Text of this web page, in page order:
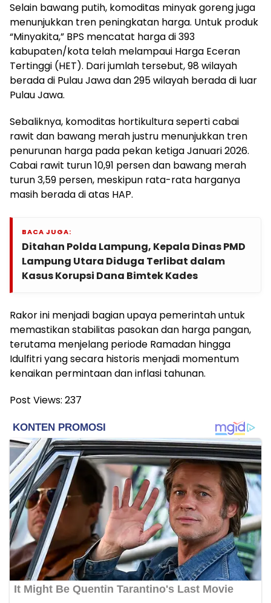
Selain bawang putih, komoditas minyak goreng juga
menunjukkan tren peningkatan harga. Untuk produk
“Minyakita,” BPS mencatat harga di 393
kabupaten/kota telah melampaui Harga Eceran
Tertinggi (HET). Dari jumlah tersebut, 98 wilayah
berada di Pulau Jawa dan 295 wilayah berada di luar
Pulau Jawa.
Sebaliknya, komoditas hortikultura seperti cabai
rawit dan bawang merah justru menunjukkan tren
penurunan harga pada pekan ketiga Januari 2026.
Cabai rawit turun 10,91 persen dan bawang merah
turun 3,59 persen, meskipun rata-rata harganya
masih berada di atas HAP.
BACA JUGA:
Ditahan Polda Lampung, Kepala Dinas PMD
Lampung Utara Diduga Terlibat dalam
Kasus Korupsi Dana Bimtek Kades
Rakor ini menjadi bagian upaya pemerintah untuk
memastikan stabilitas pasokan dan harga pangan,
terutama menjelang periode Ramadan hingga
Idulfitri yang secara historis menjadi momentum
kenaikan permintaan dan inflasi tahunan.
Post Views: 237